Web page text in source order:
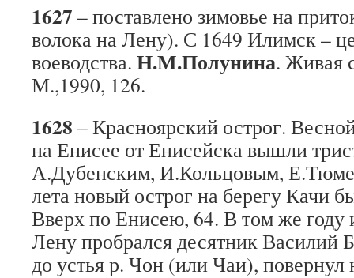
1627 – поставлено зимовье на
волока на Лену). С 1649 Илимск –
воеводства. Н.М.Полунина. Живая
М.,1990, 126.
1628 – Красноярский острог.
на Енисее от Енисейска вышли
А.Дубенским, И.Кольцовым,
лета новый острог на берегу Качи
Вверх по Енисею, 64. В том же году
Лену пробрался десятник Василий
до устья р. Чон (или Чаи), повернул